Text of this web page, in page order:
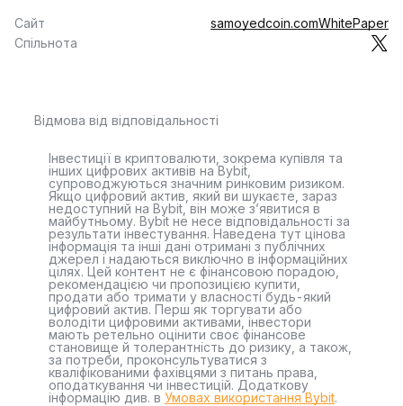
Сайт samoyedcoin.comWhitePaper
Спільнота
Відмова від відповідальності
Інвестиції в криптовалюти, зокрема купівля та
інших цифрових активів на Bybit,
супроводжуються значним ринковим ризиком.
Якщо цифровий актив, який ви шукаєте, зараз
недоступний на Bybit, він може з’явитися в
майбутньому. Bybit не несе відповідальності за
результати інвестування. Наведена тут цінова
інформація та інші дані отримані з публічних
джерел і надаються виключно в інформаційних
цілях. Цей контент не є фінансовою порадою,
рекомендацією чи пропозицією купити,
продати або тримати у власності будь-який
цифровий актив. Перш як торгувати або
володіти цифровими активами, інвестори
мають ретельно оцінити своє фінансове
становище й толерантність до ризику, а також,
за потреби, проконсультуватися з
кваліфікованими фахівцями з питань права,
оподаткування чи інвестицій. Додаткову
інформацію див. в Умовах використання Bybit.